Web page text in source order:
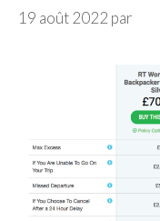
19 août 2022 par